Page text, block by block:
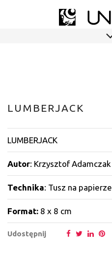
LUMBERJACK
LUMBERJACK
Autor: Krzysztof Adamczak
Technika: Tusz na papierze
Format: 8 x 8 cm
Udostępnij